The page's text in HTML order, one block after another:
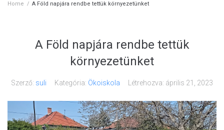
Home / A Föld napjára rendbe tettük környezetünket
A Föld napjára rendbe tettük
környezetünket
Szerző: suli Kategória: Ökoiskola Létrehozva: április 21, 2023